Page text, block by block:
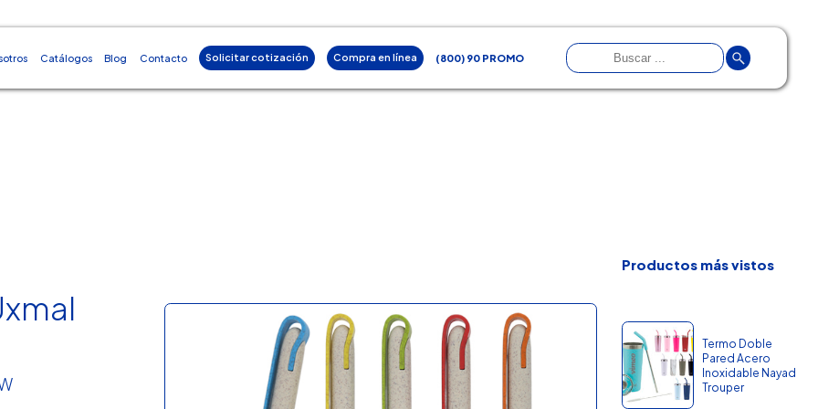
Catálogos Blog Contacto Solicitar cotización Compra en línea (800) 90 PROMO
Productos más vistos
Termo Doble
Pared Acero
Inoxidable Nayad
Trouper